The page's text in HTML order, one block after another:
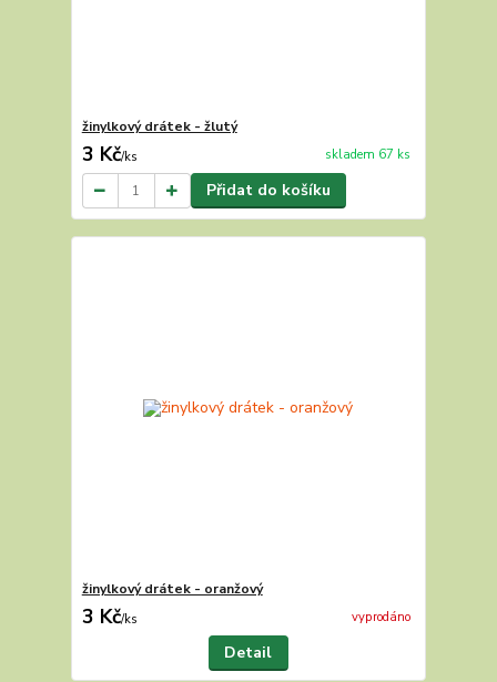
žinylkový drátek - žlutý
3 Kč/ks skladem 67 ks
Přidat do košíku
žinylkový drátek - oranžový
3 Kč/ks vyprodáno
Detail